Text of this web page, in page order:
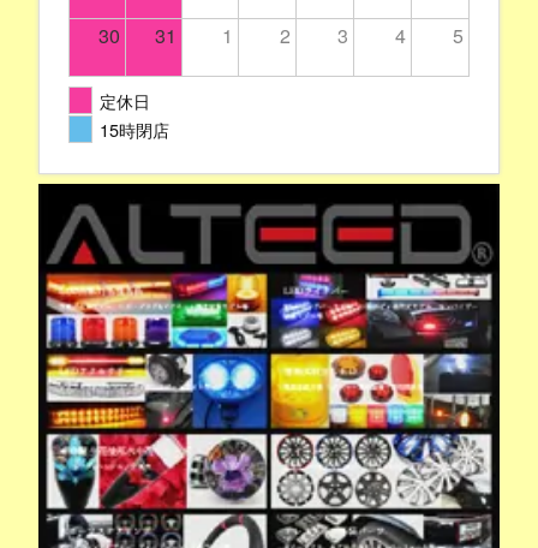
30 31 1 2 3 4 5
定休日
15時閉店